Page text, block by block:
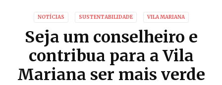
NOTÍCIAS SUSTENTABILIDADE VILA MARIANA
Seja um conselheiro e
contribua para a Vila
Mariana ser mais verde